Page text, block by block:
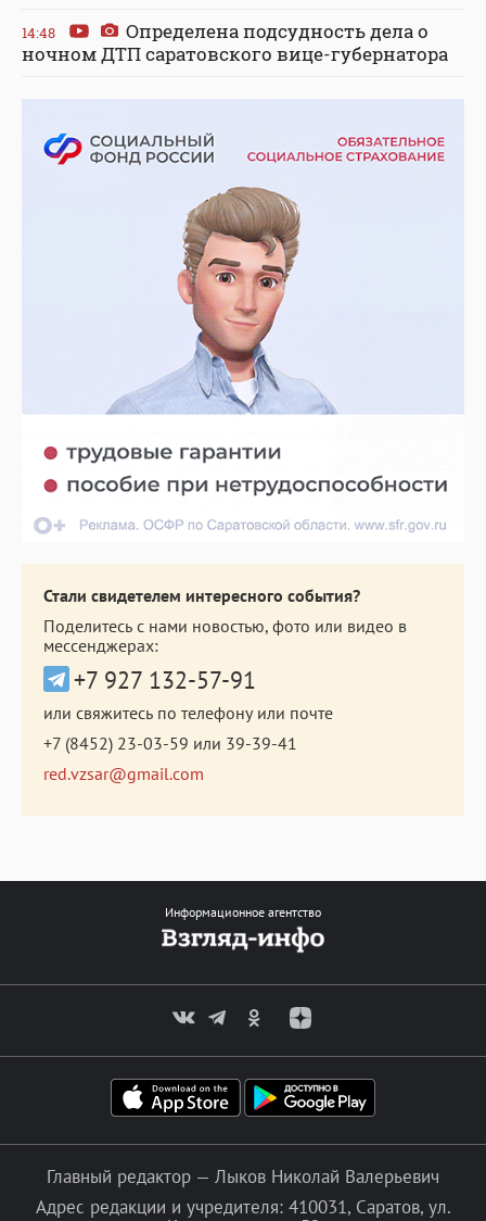
14:48
Определена подсудность дела о
ночном ДТП саратовского вице-губернатора
Стали свидетелем интересного события?
Поделитесь с нами новостью, фото или видео в
мессенджерах:
+7 927 132-57-91
или свяжитесь по телефону или почте
+7 (8452) 23-03-59 или 39-39-41
red.vzsar@gmail.com
Информационное агентство
Главный редактор — Лыков Николай Валерьевич
Адрес редакции и учредителя: 410031, Саратов, ул.